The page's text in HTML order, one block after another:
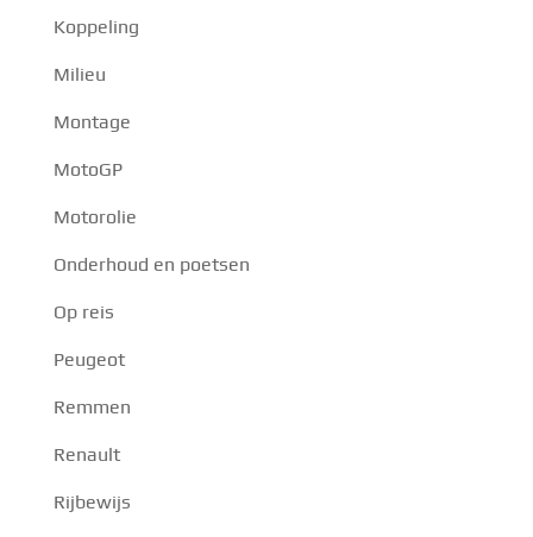
Koppeling
Milieu
Montage
MotoGP
Motorolie
Onderhoud en poetsen
Op reis
Peugeot
Remmen
Renault
Rijbewijs